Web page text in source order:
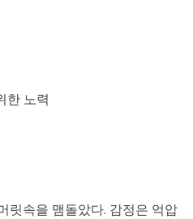
한 노력
릿속을 맴돌았다. 감정은 억압